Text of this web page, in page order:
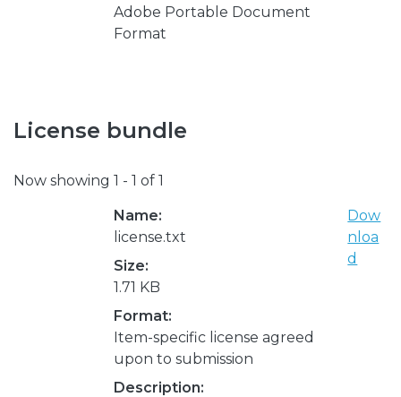
Adobe Portable Document
Format
License bundle
Now showing 1 - 1 of 1
Name:
license.txt
Size:
1.71 KB
Format:
Item-specific license agreed
upon to submission
Description:
Dow
nloa
d